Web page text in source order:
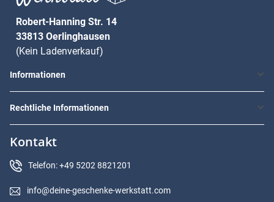
Robert-Hanning Str. 14
33813 Oerlinghausen
(Kein Ladenverkauf)
Informationen
Rechtliche Informationen
Kontakt
Telefon: +49 5202 8821201
info@deine-geschenke-werkstatt.com